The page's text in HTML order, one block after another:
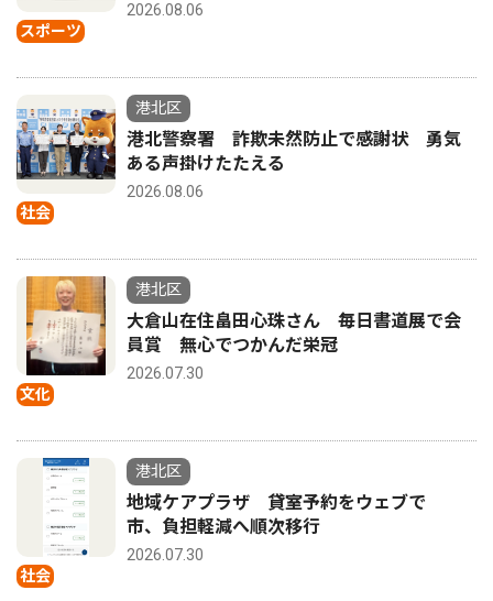
スポーツ
2026.08.06
社会
港北区
港北警察署 詐欺未然防止で感謝状 勇気
ある声掛けたたえる
2026.08.06
文化
港北区
大倉山在住畠田心珠さん 毎日書道展で会
員賞 無心でつかんだ栄冠
2026.07.30
社会
港北区
地域ケアプラザ 貸室予約をウェブで
市、負担軽減へ順次移行
2026.07.30